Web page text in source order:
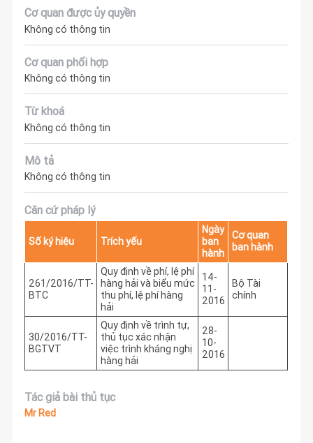
Cơ quan được ủy quyền
Không có thông tin
Cơ quan phối hợp
Không có thông tin
Từ khoá
Không có thông tin
Mô tả
Không có thông tin
Căn cứ pháp lý
Số ký hiệu Trích yếu
Ngày
ban
hành
Cơ quan
ban hành
261/2016/TT-
BTC
Quy định về phí, lệ phí
hàng hải và biểu mức
thu phí, lệ phí hàng
hải
14-
11-
2016
Bộ Tài
chính
30/2016/TT-
BGTVT
Quy định về trình tự,
thủ tục xác nhận
việc trình kháng nghị
hàng hải
28-
10-
2016
Tác giả bài thủ tục
Mr Red